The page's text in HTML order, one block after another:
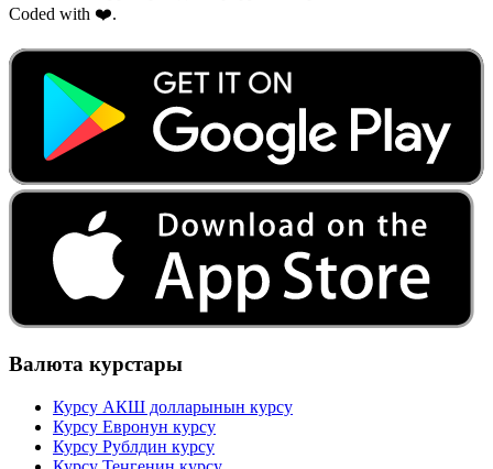
Coded with ❤️.
Валюта курстары
Курсу АКШ долларынын курсу
Курсу Евронун курсу
Курсу Рублдин курсу